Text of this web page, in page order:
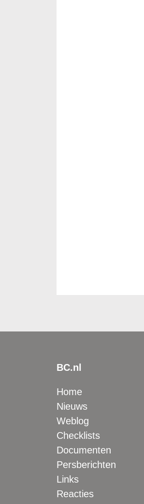
BC.nl
Home
Nieuws
Weblog
Checklists
Documenten
Persberichten
Links
Reacties